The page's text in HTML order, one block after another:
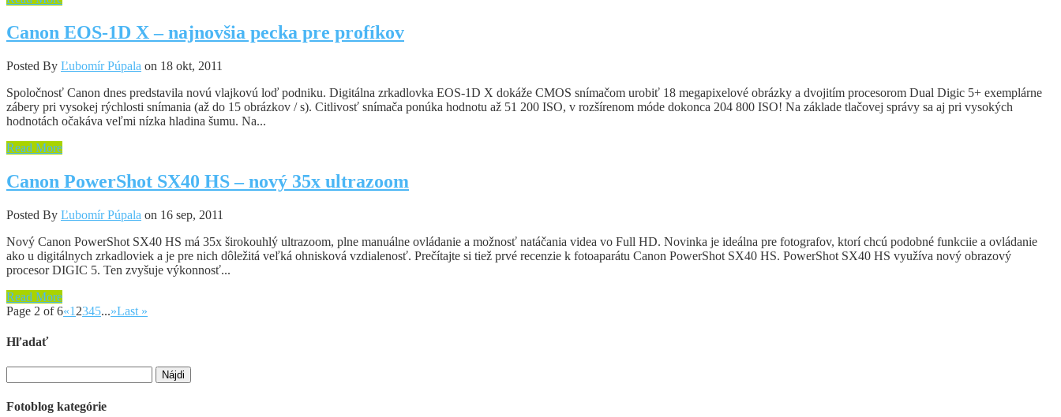
Canon EOS-1D X – najnovšia pecka pre profíkov
Posted By Ľubomír Púpala on 18 okt, 2011
Spoločnosť Canon dnes predstavila novú vlajkovú loď podniku. Digitálna zrkadlovka EOS-1D X dokáže CMOS snímačom urobiť 18 megapixelové obrázky a dvojitím procesorom Dual Digic 5+ exemplárne
zábery pri vysokej rýchlosti snímania (až do 15 obrázkov / s). Citlivosť snímača ponúka hodnotu až 51 200 ISO, v rozšírenom móde dokonca 204 800 ISO! Na základe tlačovej správy sa aj pri vysokých
hodnotách očakáva veľmi nízka hladina šumu. Na...
Read More
Canon PowerShot SX40 HS – nový 35x ultrazoom
Posted By Ľubomír Púpala on 16 sep, 2011
Nový Canon PowerShot SX40 HS má 35x širokouhlý ultrazoom, plne manuálne ovládanie a možnosť natáčania videa vo Full HD. Novinka je ideálna pre fotografov, ktorí chcú podobné funkciie a ovládanie
ako u digitálnych zrkadloviek a je pre nich dôležitá veľká ohnisková vzdialenosť. Prečítajte si tiež prvé recenzie k fotoaparátu Canon PowerShot SX40 HS. PowerShot SX40 HS využíva nový obrazový
procesor DIGIC 5. Ten zvyšuje výkonnosť...
Read More
Page 2 of 6«1 2345...»Last »
Hľadať
Fotoblog kategórie